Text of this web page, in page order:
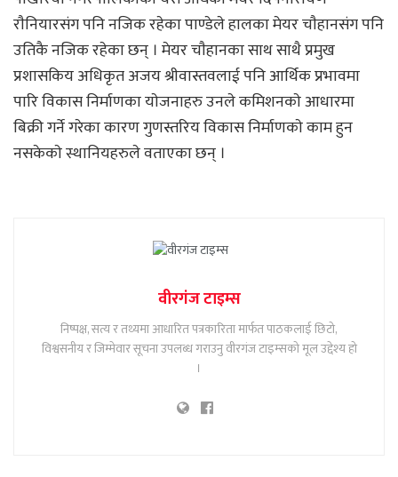
राैनियारसंग पनि नजिक रहेका पाण्डेले हालका मेयर चाैहानसंग पनि
उतिकै नजिक रहेका छन् । मेयर चाैहानका साथ साथै प्रमुख
प्रशासकिय अधिकृत अजय श्रीवास्तवलाई पनि आर्थिक प्रभावमा
पारि विकास निर्माणका याेजनाहरु उनले कमिशनकाे आधारमा
बिक्री गर्ने गरेका कारण गुणस्तरिय विकास निर्माणकाे काम हुन
नसकेकाे स्थानियहरुले वताएका छन् ।
वीरगंज टाइम्स
निष्पक्ष, सत्य र तथ्यमा आधारित पत्रकारिता मार्फत पाठकलाई छिटो,
विश्वसनीय र जिम्मेवार सूचना उपलब्ध गराउनु वीरगंज टाइम्सको मूल उद्देश्य हो
।